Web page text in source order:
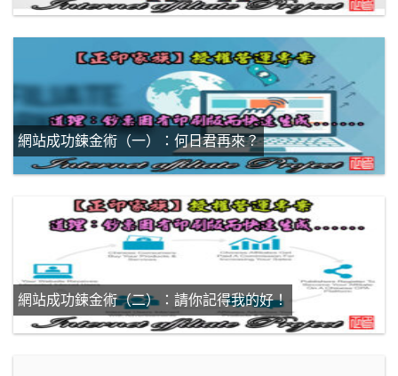
網站成功鍊金術（一）：何日君再來？
網站成功鍊金術（二）：請你記得我的好！